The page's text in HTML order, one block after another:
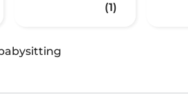
(1)